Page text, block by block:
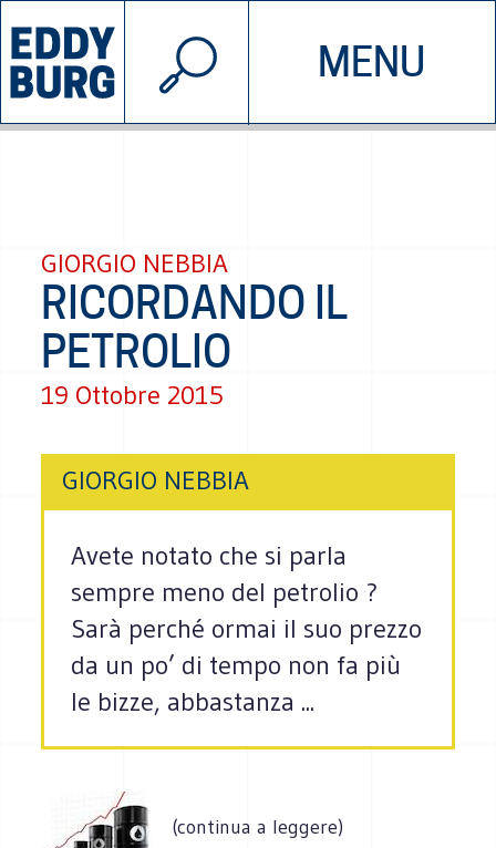
MENU
INIZIATIVE CHI SIAMO
© 2026 EDDYBURG
GIORGIO NEBBIA
RICORDANDO IL
PETROLIO
19 Ottobre 2015
GIORGIO NEBBIA
Avete notato che si parla
sempre meno del petrolio ?
Sarà perché ormai il suo prezzo
da un po’ di tempo non fa più
le bizze, abbastanza ...
(continua a leggere)